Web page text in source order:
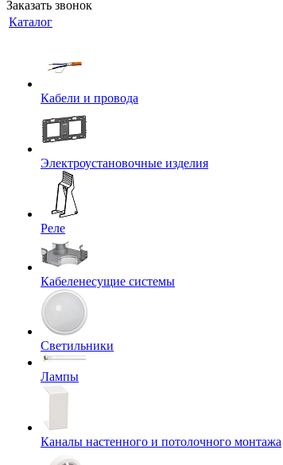
Заказать звонок
Каталог
Кабели и провода
Электроустановочные изделия
Реле
Кабеленесущие системы
Светильники
Лампы
Каналы настенного и потолочного монтажа